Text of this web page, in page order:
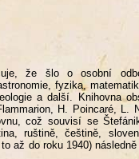
že šlo o osobní
fyzika,
a další. Knihovna
H. Poincaré, L.
což souvisí se
ruštině, češtině,
až do roku 1940)